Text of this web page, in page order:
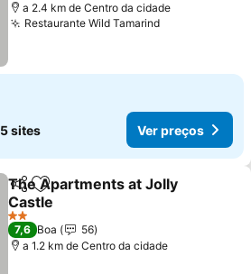
a 2.4 km de Centro da cidade
Restaurante Wild TamarindVer preços
5 sites Ver preços
PartilharAdicionar aos favoritos
The Apartments at Jolly
Castle
Ver preços
2 Estrelas
7,6 Boa
56
a 1.2 km de Centro da cidade